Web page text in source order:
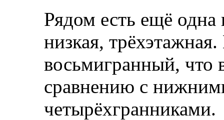
Рядом есть ещё одна
низкая,
восьмигранный, что
сравнению с
четырёхгранниками.